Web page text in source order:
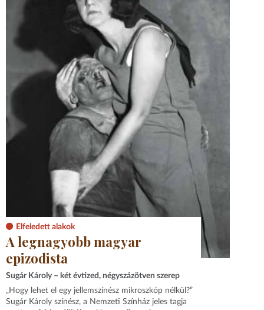
Elfeledett alakok
A legnagyobb magyar
epizodista
Sugár Károly – két évtized, négyszázötven szerep
„Hogy lehet el egy jellemszínész mikroszkóp nélkül?”
Sugár Károly színész, a Nemzeti Színház jeles tagja